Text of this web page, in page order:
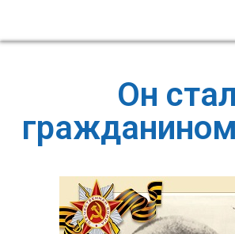
Он стал